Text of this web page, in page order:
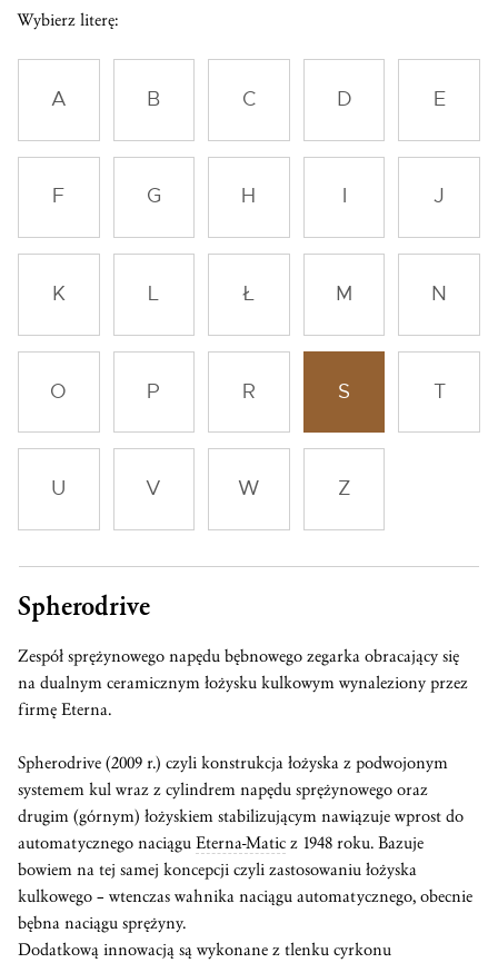
Wybierz literę:
A B C D E
F G H J
K L Ł M N
O P R S
U V W Z
Spherodrive
Zespół sprężynowego napędu bębnowego zegarka obracający się
na dualnym ceramicznym łożysku kulkowym wynaleziony przez
firmę Eterna.
Spherodrive (2009 r.) czyli konstrukcja łożyska z podwojonym
systemem kul wraz z cylindrem napędu sprężynowego oraz
drugim (górnym) łożyskiem stabilizującym nawiązuje wprost do
automatycznego naciągu Eterna-Matic z 1948 roku. Bazuje
bowiem na tej samej koncepcji czyli zastosowaniu łożyska
kulkowego – wtenczas wahnika naciągu automatycznego, obecnie
bębna naciągu sprężyny.
Dodatkową innowacją są wykonane z tlenku cyrkonu